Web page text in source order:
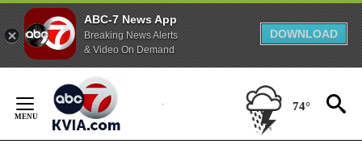
ABC-7 News App
Breaking News Alerts
& Video On Demand
DOWNLOAD
Content
74°